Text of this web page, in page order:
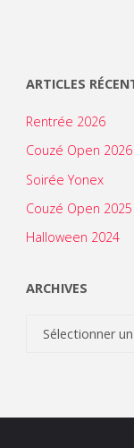
ARTICLES
Rentrée 2026
Couzé Open 2026
Soirée Yonex
Couzé Open 2025
Halloween 2024
ARCHIVES
Archives